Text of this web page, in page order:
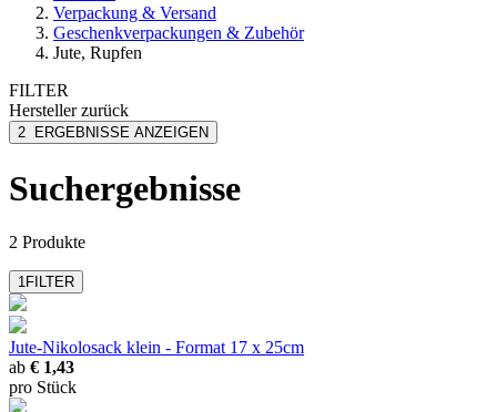
Verpackung & Versand
Geschenkverpackungen & Zubehör
Jute, Rupfen
FILTER
Herstellerzurück
Folia
2 ERGEBNISSE ANZEIGEN
Suchergebnisse
2 Produkte
1FILTER
Jute-Nikolosack klein - Format 17 x 25cm
ab € 1,43
pro Stück